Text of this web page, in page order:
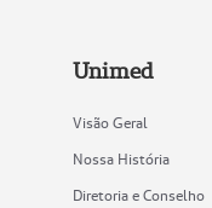
Unimed
Visão Geral
Nossa História
Diretoria e Conselho